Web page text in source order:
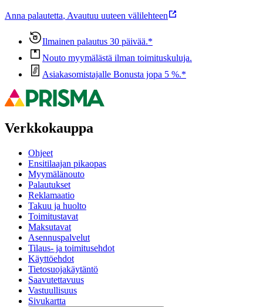
Anna palautetta, Avautuu uuteen välilehteen
Ilmainen palautus 30 päivää.*
Nouto myymälästä ilman toimituskuluja.
Asiakasomistajalle Bonusta jopa 5 %.*
Verkkokauppa
Ohjeet
Ensitilaajan pikaopas
Myymälänouto
Palautukset
Reklamaatio
Takuu ja huolto
Toimitustavat
Maksutavat
Asennuspalvelut
Tilaus- ja toimitusehdot
Käyttöehdot
Tietosuojakäytäntö
Saavutettavuus
Vastuullisuus
Sivukartta